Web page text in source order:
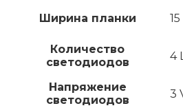
Ширина планки
Количество
светодиодов
4
Напряжение
светодиодов
3